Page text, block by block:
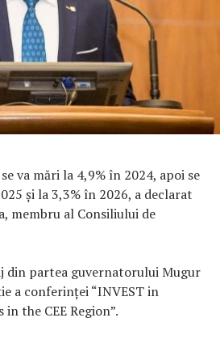
va mări la 4,9% în 2024, apoi se
şi la 3,3% în 2026, a declarat
membru al Consiliului de
din partea guvernatorului Mugur
a conferinţei “INVEST in
the CEE Region”.